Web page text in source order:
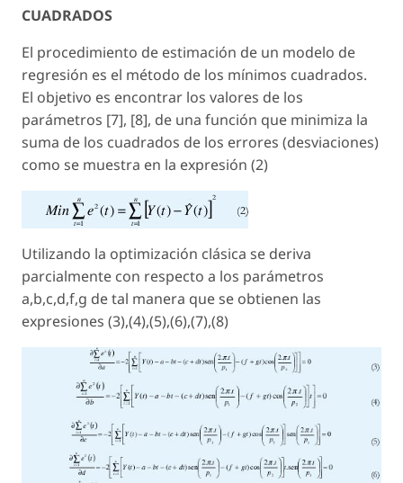
CUADRADOS
El procedimiento de estimación de un modelo de
regresión es el método de los mínimos cuadrados.
El objetivo es encontrar los valores de los
parámetros [7], [8], de una función que minimiza la
suma de los cuadrados de los errores (desviaciones)
como se muestra en la expresión (2)
Utilizando la optimización clásica se deriva
parcialmente con respecto a los parámetros
a,b,c,d,f,g de tal manera que se obtienen las
expresiones (3),(4),(5),(6),(7),(8)